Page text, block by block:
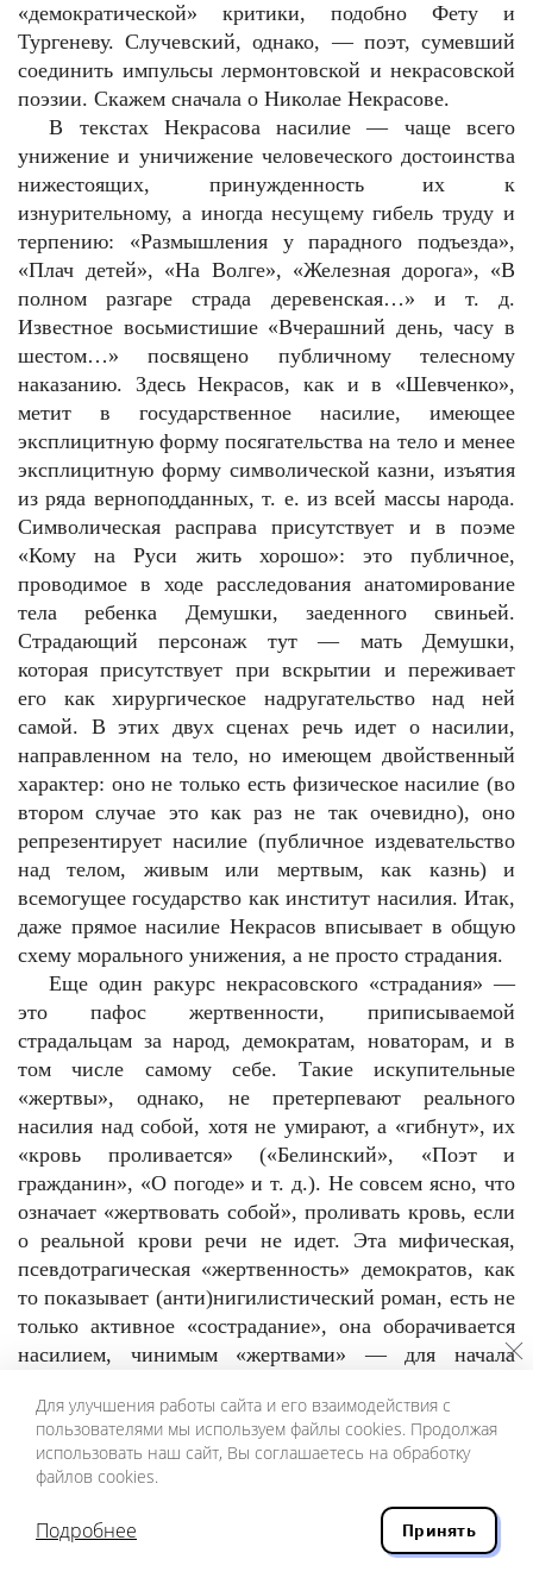
«демократической» критики, подобно Фету и
Тургеневу. Случевский, однако, — поэт, сумевший
соединить импульсы лермонтовской и некрасовской
поэзии. Скажем сначала о Николае Некрасове.
В текстах Некрасова насилие — чаще всего
унижение и уничижение человеческого достоинства
нижестоящих, принужденность их к
изнурительному, а иногда несущему гибель труду и
терпению: «Размышления у парадного подъезда»,
«Плач детей», «На Волге», «Железная дорога», «В
полном разгаре страда деревенская…» и т. д.
Известное восьмистишие «Вчерашний день, часу в
шестом…» посвящено публичному телесному
наказанию. Здесь Некрасов, как и в «Шевченко»,
метит в государственное насилие, имеющее
эксплицитную форму посягательства на тело и менее
эксплицитную форму символической казни, изъятия
из ряда верноподданных, т. е. из всей массы народа.
Символическая расправа присутствует и в поэме
«Кому на Руси жить хорошо»: это публичное,
проводимое в ходе расследования анатомирование
тела ребенка Демушки, заеденного свиньей.
Страдающий персонаж тут — мать Демушки,
которая присутствует при вскрытии и переживает
его как хирургическое надругательство над ней
самой. В этих двух сценах речь идет о насилии,
направленном на тело, но имеющем двойственный
характер: оно не только есть физическое насилие (во
втором случае это как раз не так очевидно), оно
репрезентирует насилие (публичное издевательство
над телом, живым или мертвым, как казнь) и
всемогущее государство как институт насилия. Итак,
даже прямое насилие Некрасов вписывает в общую
схему морального унижения, а не просто страдания.
Еще один ракурс некрасовского «страдания» —
это пафос жертвенности, приписываемой
страдальцам за народ, демократам, новаторам, и в
том числе самому себе. Такие искупительные
«жертвы», однако, не претерпевают реального
насилия над собой, хотя не умирают, а «гибнут», их
«кровь проливается» («Белинский», «Поэт и
гражданин», «О погоде» и т. д.). Не совсем ясно, что
означает «жертвовать собой», проливать кровь, если
о реальной крови речи не идет. Эта мифическая,
псевдотрагическая «жертвенность» демократов, как
то показывает (анти)нигилистический роман, есть не
только активное «сострадание», она оборачивается
насилием, чинимым «жертвами» — для начала
и Прыжова.
Отсюда странный вывод: по сути, новатор
Некрасов, подобно Петру Верховенскому или
таковому. Случевский тут и впрямь проявляет, по
сравнению с Некрасовым, редкую чувствительность.
Для улучшения работы сайта и его взаимодействия с
пользователями мы используем файлы cookies. Продолжая
использовать наш сайт, Вы соглашаетесь на обработку
файлов cookies.
Подробнее Принять